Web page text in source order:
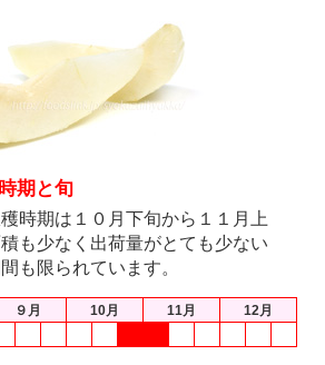
期と旬
時期は１０月下旬から１１月上
も少なく出荷量がとても少ない
も限られています。
９月 10月 11月
12月